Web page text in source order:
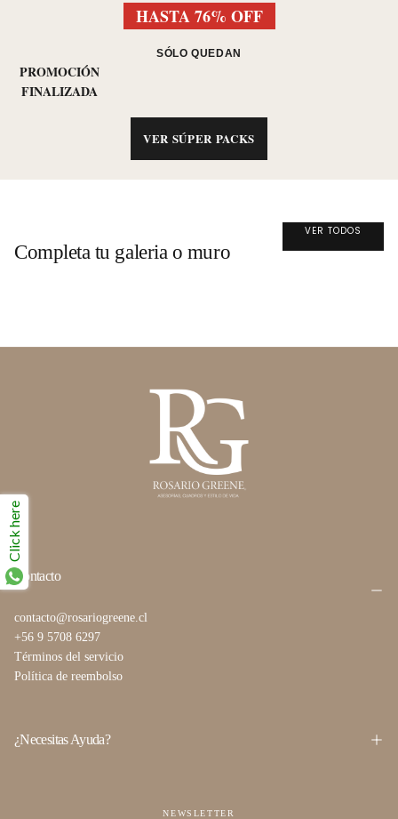
HASTA 76% OFF
SÓLO QUEDAN
PROMOCIÓN
FINALIZADA
VER SÚPER PACKS
Completa tu galeria o muro
VER TODOS
Contacto
contacto@rosariogreene.cl
+56 9 5708 6297
Términos del servicio
Política de reembolso
¿Necesitas Ayuda?
NEWSLETTER
Click here